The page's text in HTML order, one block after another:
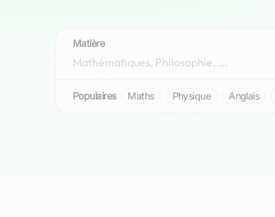
Matière
Populaires Maths Physique Anglais